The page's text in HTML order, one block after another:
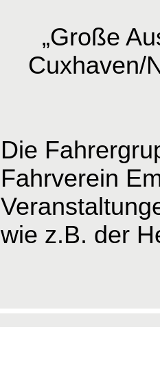
„Große
Cuxhaven/
Die
Fahrverein
wie z.B. der